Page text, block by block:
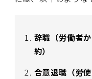
辞職（労働者
約）
合意退職（労